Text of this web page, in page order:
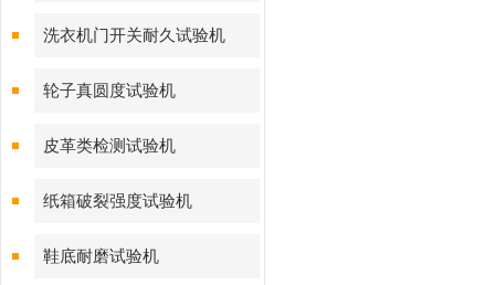
洗衣机门开关耐久试验机
轮子真圆度试验机
皮革类检测试验机
纸箱破裂强度试验机
鞋底耐磨试验机